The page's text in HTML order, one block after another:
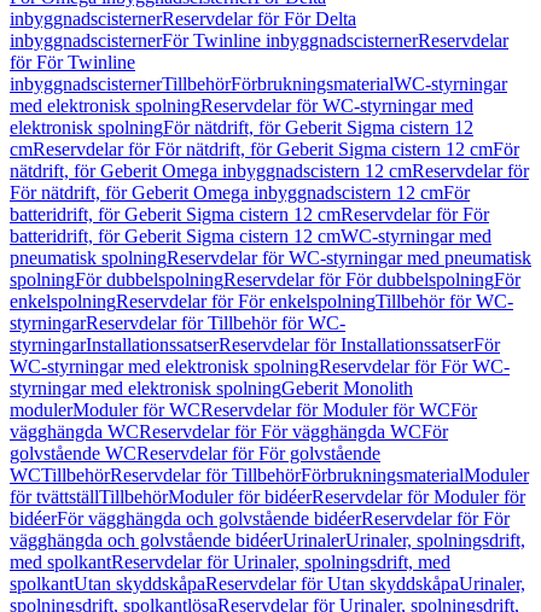
inbyggnadscisternerReservdelar för För Delta
inbyggnadscisternerFör Twinline inbyggnadscisternerReservdelar
för För Twinline
inbyggnadscisternerTillbehörFörbrukningsmaterialWC-styrningar
med elektronisk spolningReservdelar för WC-styrningar med
elektronisk spolningFör nätdrift, för Geberit Sigma cistern 12
cmReservdelar för För nätdrift, för Geberit Sigma cistern 12 cmFör
nätdrift, för Geberit Omega inbyggnadscistern 12 cmReservdelar för
För nätdrift, för Geberit Omega inbyggnadscistern 12 cmFör
batteridrift, för Geberit Sigma cistern 12 cmReservdelar för För
batteridrift, för Geberit Sigma cistern 12 cmWC-styrningar med
pneumatisk spolningReservdelar för WC-styrningar med pneumatisk
spolningFör dubbelspolningReservdelar för För dubbelspolningFör
enkelspolningReservdelar för För enkelspolningTillbehör för WC-
styrningarReservdelar för Tillbehör för WC-
styrningarInstallationssatserReservdelar för InstallationssatserFör
WC-styrningar med elektronisk spolningReservdelar för För WC-
styrningar med elektronisk spolningGeberit Monolith
modulerModuler för WCReservdelar för Moduler för WCFör
vägghängda WCReservdelar för För vägghängda WCFör
golvstående WCReservdelar för För golvstående
WCTillbehörReservdelar för TillbehörFörbrukningsmaterialModuler
för tvättställTillbehörModuler för bidéerReservdelar för Moduler för
bidéerFör vägghängda och golvstående bidéerReservdelar för För
vägghängda och golvstående bidéerUrinalerUrinaler, spolningsdrift,
med spolkantReservdelar för Urinaler, spolningsdrift, med
spolkantUtan skyddskåpaReservdelar för Utan skyddskåpaUrinaler,
spolningsdrift, spolkantlösaReservdelar för Urinaler, spolningsdrift,